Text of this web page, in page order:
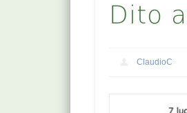
Dito
ClaudioC